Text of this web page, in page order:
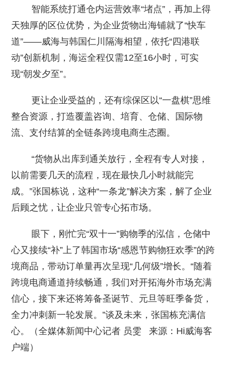
智能系统打通仓内运营效率“堵点”，再加上得
天独厚的区位优势，为企业货物出海铺就了“快车
道”——威海与韩国仁川隔海相望，依托“四港联
动”创新机制，海运全程仅需12至16小时，可实
现“朝发夕至”。
更让企业受益的，还有综保区以“一盘棋”思维
整合资源，打造覆盖咨询、培育、仓储、国际物
流、支付结算的全链条跨境电商生态圈。
“货物从出库到通关放行，全程有专人对接，
以前需要几天的流程，现在最快几小时就能完
成。”张国栋说，这种“一条龙”解决方案，解了企业
后顾之忧，让企业只管专心拓市场。
眼下，刚忙完“双十一”购物季的泓信，仓储中
心又接续“补”上了韩国市场“感恩节购物狂欢季”的跨
境商品，带动订单量再次呈现“几何级”增长。“随着
跨境电商通道持续畅通，我们对开拓海外市场充满
信心，接下来还将筹备圣诞节、元旦等旺季备货，
全力冲刺新一轮发展。”谈及未来，张国栋充满信
心。（全媒体新闻中心记者 员雯 来源：Hi威海客
户端）